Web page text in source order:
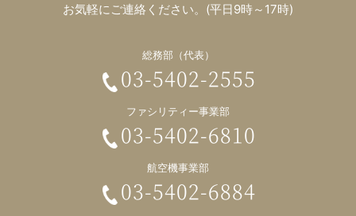
お気軽にご連絡ください。(平日9時～17時)
総務部（代表）
03-5402-2555
ファシリティー事業部
03-5402-6810
航空機事業部
03-5402-6884